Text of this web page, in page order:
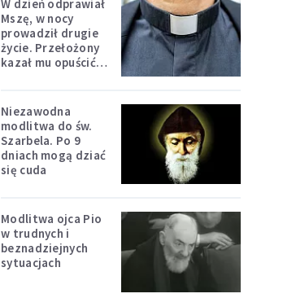
W dzień odprawiał
Mszę, w nocy
prowadził drugie
życie. Przełożony
kazał mu opuścić
Niezawodna
modlitwa do św.
Szarbela. Po 9
dniach mogą dziać
się cuda
Modlitwa ojca Pio
w trudnych i
beznadziejnych
sytuacjach